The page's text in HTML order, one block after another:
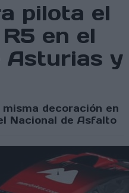
pilota el
en el
Asturias y
decoración en
Nacional de Asfalto